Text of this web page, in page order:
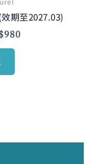
期至2027.03)
980